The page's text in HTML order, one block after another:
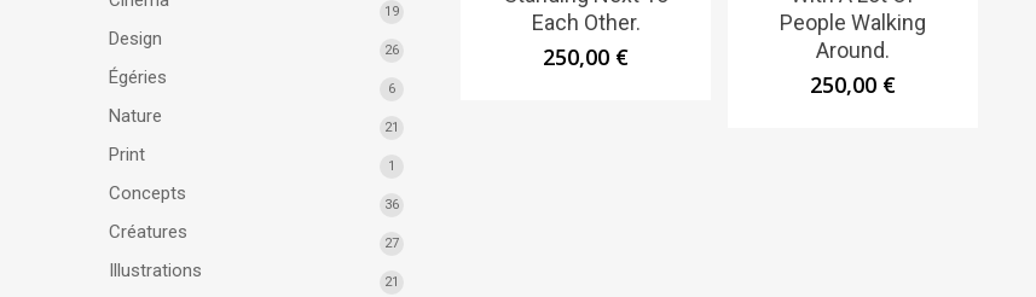
19
Design
26
Égéries
6
Nature
21
Print
1
Concepts
36
Créatures
27
Illustrations
21
Each Other.
250,00 €
People Walking
Around.
250,00 €